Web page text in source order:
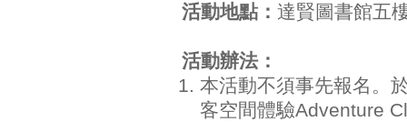
活動地點： 達賢圖書館五
活動辦法：
本活動不須事先報名。
客空間體驗Adventure